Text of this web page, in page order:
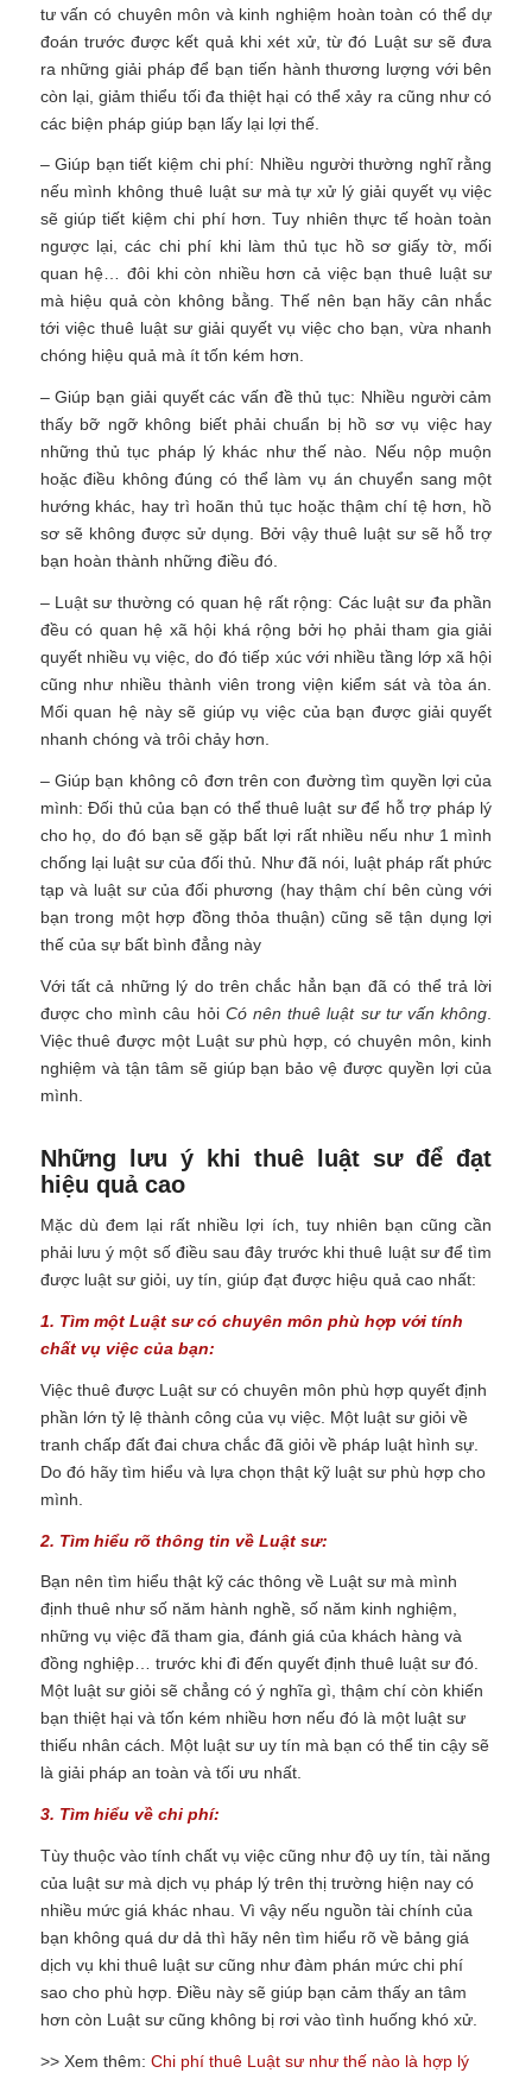
tư vấn có chuyên môn và kinh nghiệm hoàn toàn có thể dự
đoán trước được kết quả khi xét xử, từ đó Luật sư sẽ đưa
ra những giải pháp để bạn tiến hành thương lượng với bên
còn lại, giảm thiểu tối đa thiệt hại có thể xảy ra cũng như có
các biện pháp giúp bạn lấy lại lợi thế.
– Giúp bạn tiết kiệm chi phí: Nhiều người thường nghĩ rằng
nếu mình không thuê luật sư mà tự xử lý giải quyết vụ việc
sẽ giúp tiết kiệm chi phí hơn. Tuy nhiên thực tế hoàn toàn
ngược lại, các chi phí khi làm thủ tục hồ sơ giấy tờ, mối
quan hệ… đôi khi còn nhiều hơn cả việc bạn thuê luật sư
mà hiệu quả còn không bằng. Thế nên bạn hãy cân nhắc
tới việc thuê luật sư giải quyết vụ việc cho bạn, vừa nhanh
chóng hiệu quả mà ít tốn kém hơn.
– Giúp bạn giải quyết các vấn đề thủ tục: Nhiều người cảm
thấy bỡ ngỡ không biết phải chuẩn bị hồ sơ vụ việc hay
những thủ tục pháp lý khác như thế nào. Nếu nộp muộn
hoặc điều không đúng có thể làm vụ án chuyển sang một
hướng khác, hay trì hoãn thủ tục hoặc thậm chí tệ hơn, hồ
sơ sẽ không được sử dụng. Bởi vậy thuê luật sư sẽ hỗ trợ
bạn hoàn thành những điều đó.
– Luật sư thường có quan hệ rất rộng: Các luật sư đa phần
đều có quan hệ xã hội khá rộng bởi họ phải tham gia giải
quyết nhiều vụ việc, do đó tiếp xúc với nhiều tầng lớp xã hội
cũng như nhiều thành viên trong viện kiểm sát và tòa án.
Mối quan hệ này sẽ giúp vụ việc của bạn được giải quyết
nhanh chóng và trôi chảy hơn.
– Giúp bạn không cô đơn trên con đường tìm quyền lợi của
mình: Đối thủ của bạn có thể thuê luật sư để hỗ trợ pháp lý
cho họ, do đó bạn sẽ gặp bất lợi rất nhiều nếu như 1 mình
chống lại luật sư của đối thủ. Như đã nói, luật pháp rất phức
tạp và luật sư của đối phương (hay thậm chí bên cùng với
bạn trong một hợp đồng thỏa thuận) cũng sẽ tận dụng lợi
thế của sự bất bình đẳng này
Với tất cả những lý do trên chắc hẳn bạn đã có thể trả lời
được cho mình câu hỏi Có nên thuê luật sư tư vấn không
Việc thuê được một Luật sư phù hợp, có chuyên môn, kinh
nghiệm và tận tâm sẽ giúp bạn bảo vệ được quyền lợi của
mình.
Những lưu ý khi thuê luật sư để đạt
hiệu quả cao
Mặc dù đem lại rất nhiều lợi ích, tuy nhiên bạn cũng cần
phải lưu ý một số điều sau đây trước khi thuê luật sư để tìm
được luật sư giỏi, uy tín, giúp đạt được hiệu quả cao nhất:
1. Tìm một Luật sư có chuyên môn phù hợp với tính
chất vụ việc của bạn:
Việc thuê được Luật sư có chuyên môn phù hợp quyết định
phần lớn tỷ lệ thành công của vụ việc. Một luật sư giỏi về
tranh chấp đất đai chưa chắc đã giỏi về pháp luật hình sự.
Do đó hãy tìm hiểu và lựa chọn thật kỹ luật sư phù hợp cho
mình.
2. Tìm hiểu rõ thông tin về Luật sư:
Bạn nên tìm hiểu thật kỹ các thông về Luật sư mà mình
định thuê như số năm hành nghề, số năm kinh nghiệm,
những vụ việc đã tham gia, đánh giá của khách hàng và
đồng nghiệp… trước khi đi đến quyết định thuê luật sư đó.
Một luật sư giỏi sẽ chẳng có ý nghĩa gì, thậm chí còn khiến
bạn thiệt hại và tốn kém nhiều hơn nếu đó là một luật sư
thiếu nhân cách. Một luật sư uy tín mà bạn có thể tin cậy sẽ
là giải pháp an toàn và tối ưu nhất.
3. Tìm hiểu về chi phí:
Tùy thuộc vào tính chất vụ việc cũng như độ uy tín, tài năng
của luật sư mà dịch vụ pháp lý trên thị trường hiện nay có
nhiều mức giá khác nhau. Vì vậy nếu nguồn tài chính của
bạn không quá dư dả thì hãy nên tìm hiểu rõ về bảng giá
dịch vụ khi thuê luật sư cũng như đàm phán mức chi phí
sao cho phù hợp. Điều này sẽ giúp bạn cảm thấy an tâm
hơn còn Luật sư cũng không bị rơi vào tình huống khó xử.
>> Xem thêm: Chi phí thuê Luật sư như thế nào là hợp lý